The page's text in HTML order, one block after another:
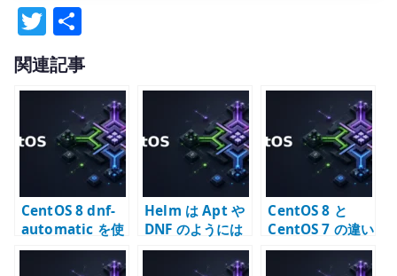
T
w
it
te
r
有
関連記事
CentOS 8 dnf-
automatic を使
用した自動更新
Helm は Apt や
DNF のようには
ならない
CentOS 8 と
CentOS 7 の違い
– 移行期に確認す